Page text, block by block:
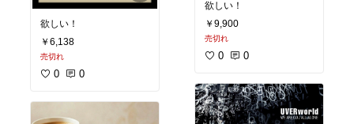
欲しい！
￥6,138
売切れ
0 0
欲しい！
￥9,900
売切れ
0 0